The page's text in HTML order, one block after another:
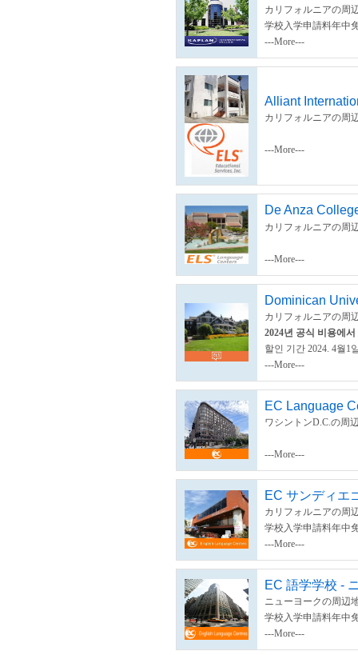
カリフォルニアの周
学校入学申請料年中
---More---
Alliant
カリフォルニアの周
---More---
De Anza
カリフォルニアの周
---More---
Dominican
カリフォルニアの周
2024년 공식 비용에
할인 기간 2024. 4월1
---More---
EC Language
ワシントンD.C.の周
---More---
EC サンディエ
カリフォルニアの周
学校入学申請料年中
---More---
EC 語学学校 -
ニューヨークの周辺
学校入学申請料年中
---More---